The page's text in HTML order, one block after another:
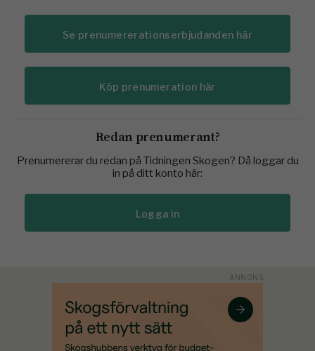
Se prenumererationserbjudanden här
Köp prenumeration här
Redan prenumerant?
Prenumererar du redan på Tidningen Skogen? Då loggar du
in på ditt konto här:
Logga in